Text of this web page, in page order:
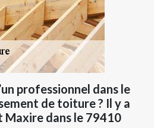
professionnel dans le
de toiture ? Il y a
Maxire dans le 79410